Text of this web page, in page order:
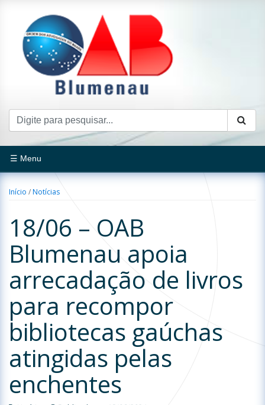
☰ Menu
Início /Notícias
18/06 – OAB
Blumenau apoia
arrecadação de livros
para recompor
bibliotecas gaúchas
atingidas pelas
enchentes